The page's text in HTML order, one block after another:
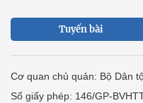
Tuyến bài
Cơ quan chủ quản: Bộ Dân
Số giấy phép: 146/GP-